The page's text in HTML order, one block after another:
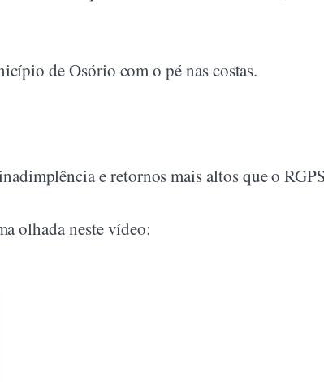
de Osório com o pé nas costas.
e retornos mais altos que o
olhada neste vídeo: